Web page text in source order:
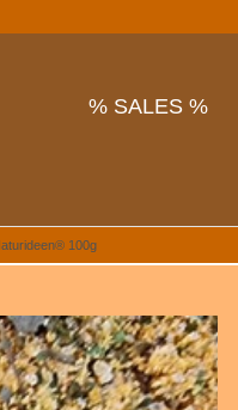
% SALES %
100g